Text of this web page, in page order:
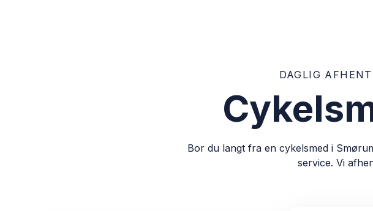
DAGLIG
Bor du langt fra en cykelsmed i
service. Vi